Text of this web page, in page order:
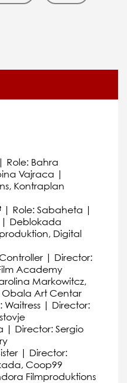
| Role: Bahra
Vajraca |
Kontraplan
| Role: Sabaheta |
| Deblokada
Digital
| Director:
Academy
Markowitcz,
Obala Art Centar
Waitress | Director:
| Director: Sergio
| Director:
Coop99
Filmproduktions